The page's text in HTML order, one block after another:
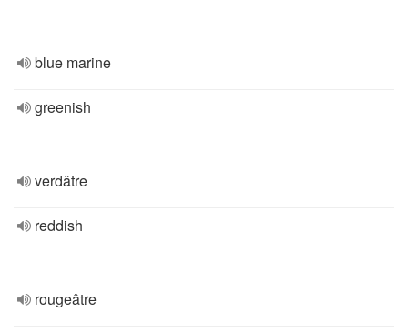
blue marine
greenish
verdâtre
reddish
rougeâtre